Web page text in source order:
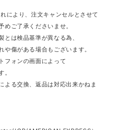
により、注文キャンセルとさせて
ご了承くださいませ。
とは検品基準が異なる為、
傷がある場合もございます。
フォンの画面によって
。
よる交換、返品は対応出来かねま